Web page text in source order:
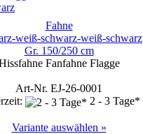
Fahne
weiß-schwarz-weiß-schwarz
Gr. 150/250 cm
Fanfahne Flagge
Art-Nr. EJ-26-0001
2 - 3 Tage*
Variante auswählen »